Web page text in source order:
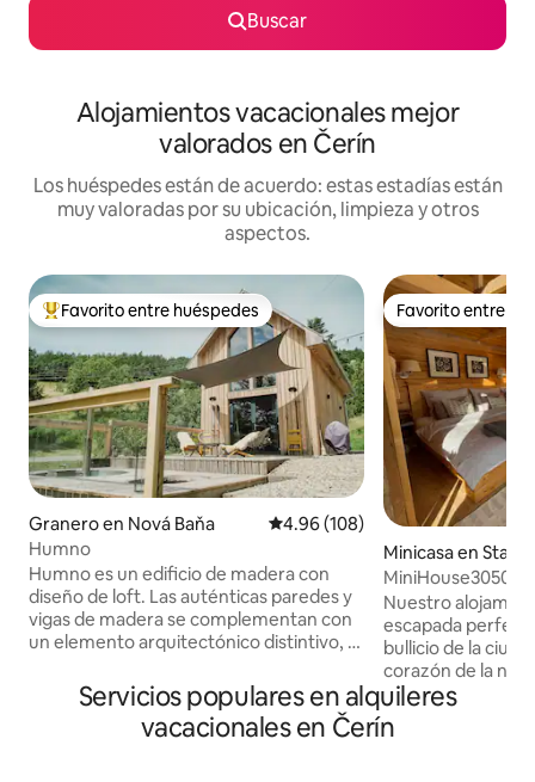
Buscar
Alojamientos vacacionales mejor
valorados en Čerín
Los huéspedes están de acuerdo: estas estadías están
muy valoradas por su ubicación, limpieza y otros
aspectos.
Favorito entre huéspedes preferido
Favorito entre huéspedes
Granero en Nová Baňa Calificación promedio: 4.96 de
4.96 (108)
Humno
Humno es un edificio de madera con
diseño de loft. Las auténticas paredes y
vigas de madera se complementan con
un elemento arquitectónico distintivo, el
modernidad. A la izquierda hay una
cocina con cocina eléctrica, lavavajillas y
horno. A la derecha, el baño con
Favorito entre
Favorito entre
Minicasa en Stará
MiniHouse3050
Nuestro
escapada
bullicio de la
corazón de la
praderas, y
relajación.
hermoso amanecer por la mañana, y Por
Servicios populares en alquileres
vacacionales en Čerín